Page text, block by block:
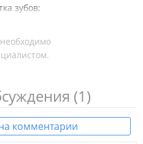
зубов;
кариеса;
циркония;
(1)
комментарии